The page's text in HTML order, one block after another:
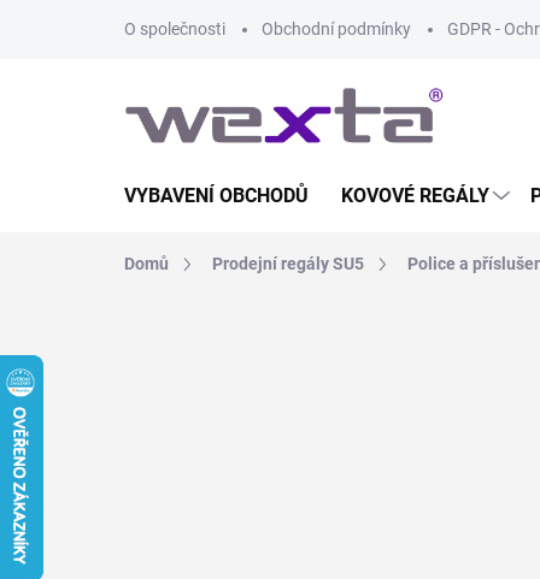
O společnosti Obchodní podmínky GDPR -
VYBAVENÍ OBCHODŮ KOVOVÉ REGÁLY
Domů Prodejní regály SU5 Police a